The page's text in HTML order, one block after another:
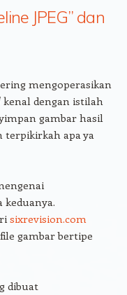
JPEG” dan
mengoperasikan
dengan istilah
gambar hasil
terpikirkah apa ya
keduanya.
sixrevision.com
gambar bertipe
dibuat